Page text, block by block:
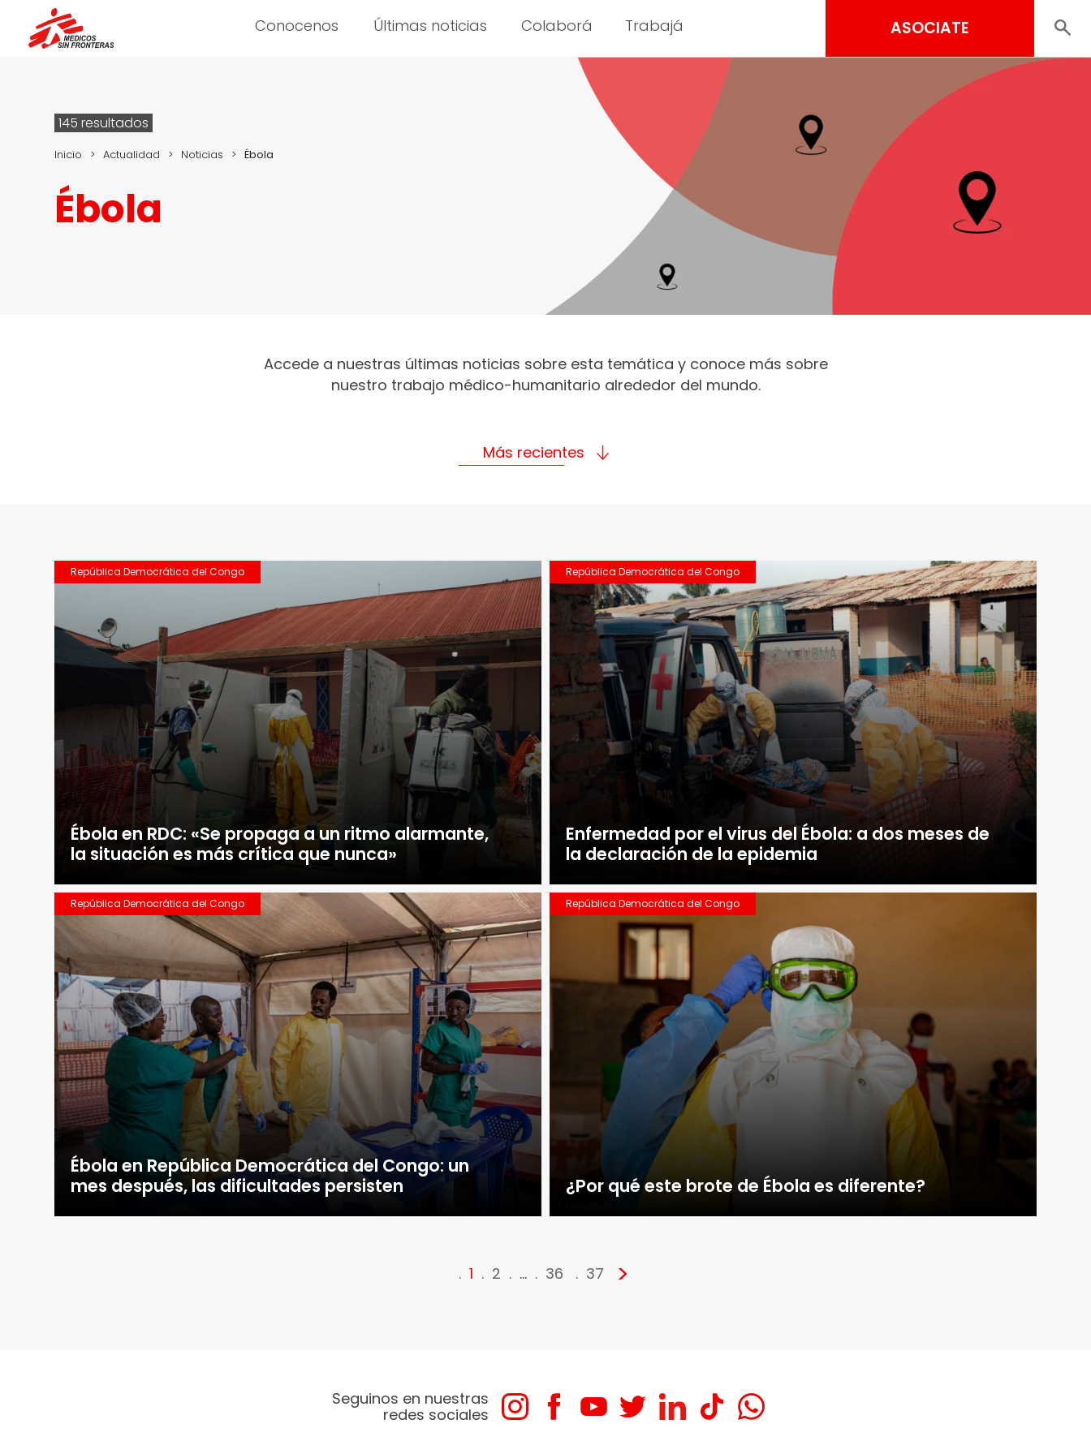
Conocenos Últimas noticias Colaborá Trabajá ASOCIATE
145 resultados
Inicio > Actualidad > Noticias > Ébola
Ébola
Accede a nuestras últimas noticias sobre esta temática y conoce más sobre
nuestro trabajo médico-humanitario alrededor del mundo.
Más recientes
República Democrática del Congo
Ébola en RDC: «Se propaga a un ritmo alarmante,
la situación es más crítica que nunca»
República Democrática del Congo
Enfermedad por el virus del Ébola: a dos meses de
la declaración de la epidemia
República Democrática del Congo
Ébola en República Democrática del Congo: un
mes después, las dificultades persisten
República Democrática del Congo
¿Por qué este brote de Ébola es diferente?
1 2 … 36 37 >
Seguinos en nuestras
redes sociales